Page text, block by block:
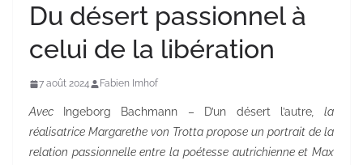
Du désert passionnel à
celui de la libération
7 août 2024 Fabien Imhof
Avec Ingeborg Bachmann – D’un désert l’autre , la
réalisatrice Margarethe von Trotta propose un portrait de la
relation passionnelle entre la poétesse autrichienne et Max